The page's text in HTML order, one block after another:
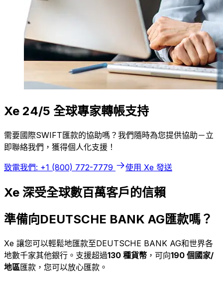
Xe 24/5 全球專家轉帳支持
需要國際SWIFT匯款的協助嗎？我們隨時為您提供協助－立
即聯絡我們，獲得個人化支援！
致電我們: +1 (800) 772-7779 使用 Xe 發送
Xe 深受全球數百萬客戶的信賴
準備向DEUTSCHE BANK AG匯款嗎？
Xe 讓您可以輕鬆地匯款至DEUTSCHE BANK AG和世界各
地數千家其他銀行。支援超過130 種貨幣 ，可向190 個國家/
地區匯款，您可以放心匯款。